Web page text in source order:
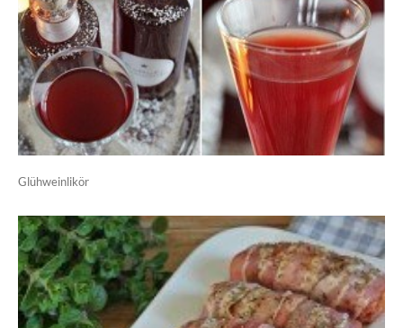
Glühweinlikör